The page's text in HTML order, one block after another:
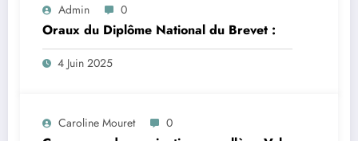
Admin 0
Oraux du Diplôme National du Brevet :
4 Juin 2025
Caroline Mouret 0